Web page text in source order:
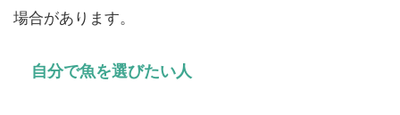
場合があります。
自分で魚を選びたい人